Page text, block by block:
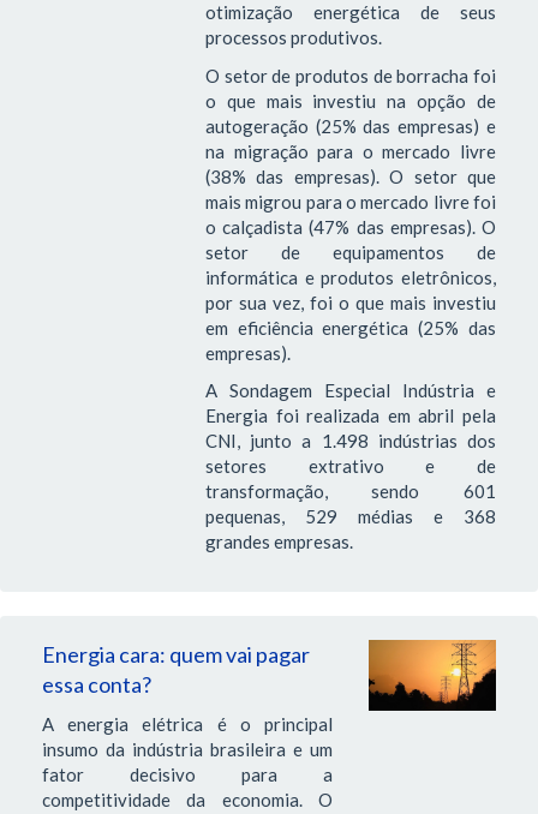
otimização energética de seus
processos produtivos.
O setor de produtos de borracha foi
o que mais investiu na opção de
autogeração (25% das empresas) e
na migração para o mercado livre
(38% das empresas). O setor que
mais migrou para o mercado livre foi
o calçadista (47% das empresas). O
setor de equipamentos de
informática e produtos eletrônicos,
por sua vez, foi o que mais investiu
em eficiência energética (25% das
empresas).
A Sondagem Especial Indústria e
Energia foi realizada em abril pela
CNI, junto a 1.498 indústrias dos
setores extrativo e de
transformação, sendo 601
pequenas, 529 médias e 368
grandes empresas.
Energia cara: quem vai pagar
essa conta?
A energia elétrica é o principal
insumo da indústria brasileira e um
fator decisivo para a
competitividade da economia. O